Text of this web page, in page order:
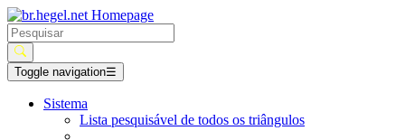
Toggle navigation☰
Sistema
Lista pesquisável de todos os triângulos